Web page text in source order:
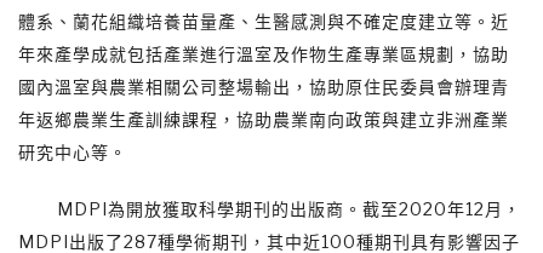
體系、蘭花組織培養苗量產、生醫感測與不確定度建立等。近
年來產學成就包括產業進行溫室及作物生產專業區規劃，協助
國內溫室與農業相關公司整場輸出，協助原住民委員會辦理青
年返鄉農業生產訓練課程，協助農業南向政策與建立非洲產業
研究中心等。
MDPI為開放獲取科學期刊的出版商。截至2020年12月，
MDPI出版了287種學術期刊，其中近100種期刊具有影響因子